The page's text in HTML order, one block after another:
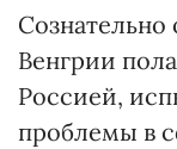
Сознательно
Венгрии
Россией,
проблемы в